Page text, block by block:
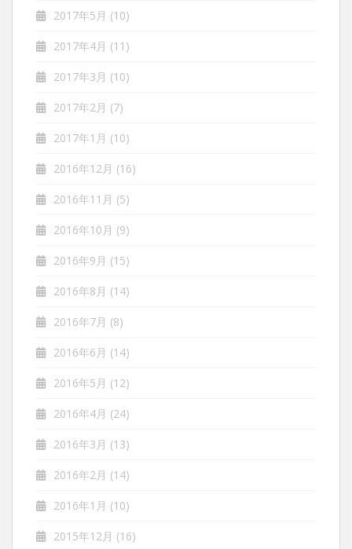
2017年5月 (10)
2017年4月 (11)
2017年3月 (10)
2017年2月 (7)
2017年1月 (10)
2016年12月 (16)
2016年11月 (5)
2016年10月 (9)
2016年9月 (15)
2016年8月 (14)
2016年7月 (8)
2016年6月 (14)
2016年5月 (12)
2016年4月 (24)
2016年3月 (13)
2016年2月 (14)
2016年1月 (10)
2015年12月 (16)